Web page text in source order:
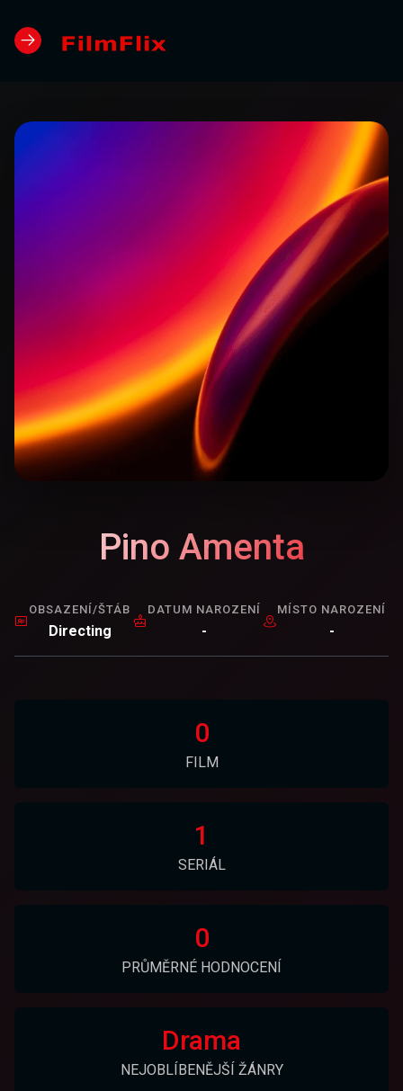
Pino Amenta
OBSAZENÍ/ŠTÁB
Directing
DATUM NAROZENÍ
-
MÍSTO NAROZENÍ
-
0
FILM
1
SERIÁL
0
PRŮMĚRNÉ HODNOCENÍ
Drama
NEJOBLÍBENĚJŠÍ ŽÁNRY